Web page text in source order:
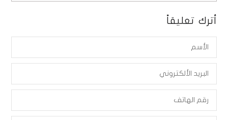
أترك تعليقاً